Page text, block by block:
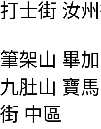
打士街 汝
筆架山 畢
九肚山 寶
街 中區